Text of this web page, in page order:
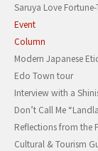
Saruya Love
Event
Column
Modern Japanese
Edo Town tour
Interview with a
Don’t Call Me
Reflections from the
Cultural & Tourism